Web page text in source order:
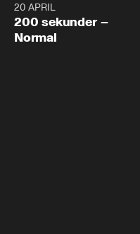
4:2320 APRIL
200 sekunder –
Normal